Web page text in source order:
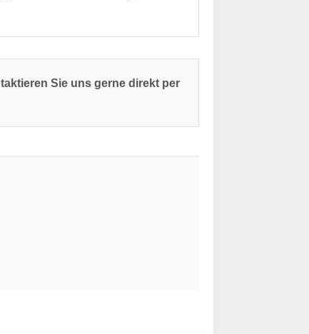
Sie uns gerne direkt per